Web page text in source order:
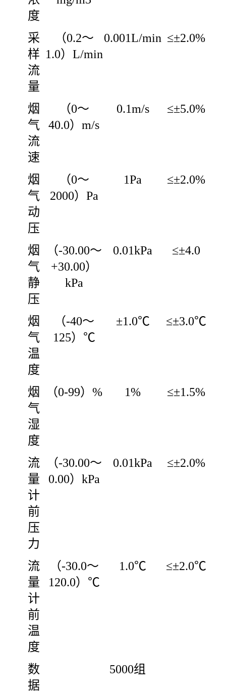
度
采
样
流
量
（0.2～
1.0）L/min
0.001L/min ≤±2.0%
烟
气
流
速
（0～
40.0）m/s
0.1m/s ≤±5.0%
烟
气
动
压
（0～
2000）Pa
1Pa ≤±2.0%
烟
气
静
压
（-30.00～
+30.00）
kPa
0.01kPa ≤±4.0
烟
气
温
度
（-40～
125）℃
±1.0℃ ≤±3.0℃
烟
气
湿
度
（0-99）% 1% ≤±1.5%
流
量
计
前
压
力
（-30.00～
0.00）kPa
0.01kPa ≤±2.0%
流
量
计
前
温
度
（-30.0～
120.0）℃
1.0℃ ≤±2.0℃
数
据
5000组